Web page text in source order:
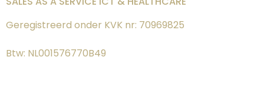
Geregistreerd onder KVK nr: 70969825
Btw: NL001576770B49